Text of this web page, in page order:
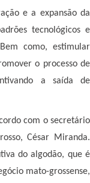
e a expansão da
tecnológicos e
como, estimular
o processo de
a saída de
com o secretário
César Miranda.
do algodão, que é
mato-grossense,